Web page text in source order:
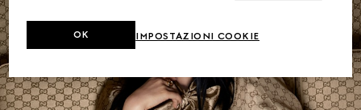
IMPOSTAZIONI COOKIE
OK